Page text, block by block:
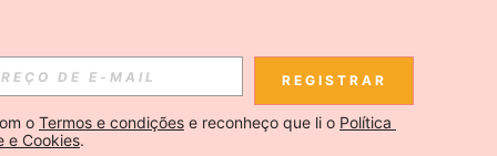
REGISTRAR
o Termos e condições e reconheço que li o Política
e Cookies.